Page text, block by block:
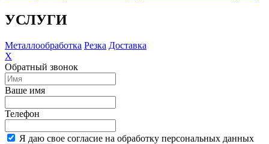
УСЛУГИ
Металлообработка Резка Доставка
X
Обратный звонок
Ваше имя
Телефон
Я даю свое согласие на обработку персональных данных